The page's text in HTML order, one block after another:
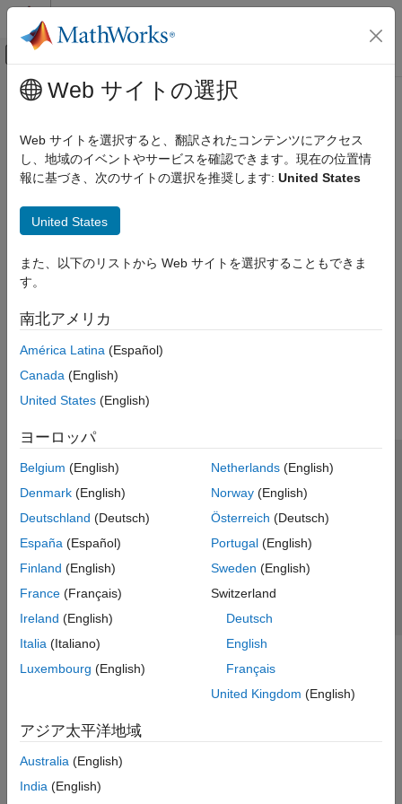
コンテンツへスキップ
オフキャンバス ナビゲーション メ
ドキュメンテーションのホーム
検証、妥当性確認、テスト
メインコンテンツ
Web サイトの選択
Web サイトを選択すると、翻訳されたコンテンツにアクセス
し、地域のイベントやサービスを確認できます。現在の位置情
報に基づき、次のサイトの選択を推奨します: United States
United States
また、以下のリストから Web サイトを選択することもできま
す。
南北アメリカ
América Latina (Español)
Canada (English)
United States (English)
ヨーロッパ
Belgium (English)
Denmark (English)
Deutschland (Deutsch)
España (Español)
Finland (English)
France (Français)
Ireland (English)
Italia (Italiano)
Luxembourg (English)
Netherlands(English)
Norway(English)
Österreich (Deutsch)
Portugal(English)
Sweden (English)
Switzerland
Deutsch
English
Français
United Kingdom (English)
アジア太平洋地域
Australia (English)
India (English)
トラストセンター
プライバシー ポリシー
違法コピー防止
アプリケーション ステータス
© 1994-2026 The MathWorks, Inc.